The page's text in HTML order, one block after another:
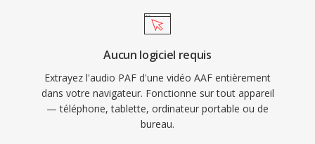
Aucun logiciel requis
Extrayez l'audio PAF d'une vidéo AAF entièrement
dans votre navigateur. Fonctionne sur tout appareil
— téléphone, tablette, ordinateur portable ou de
bureau.